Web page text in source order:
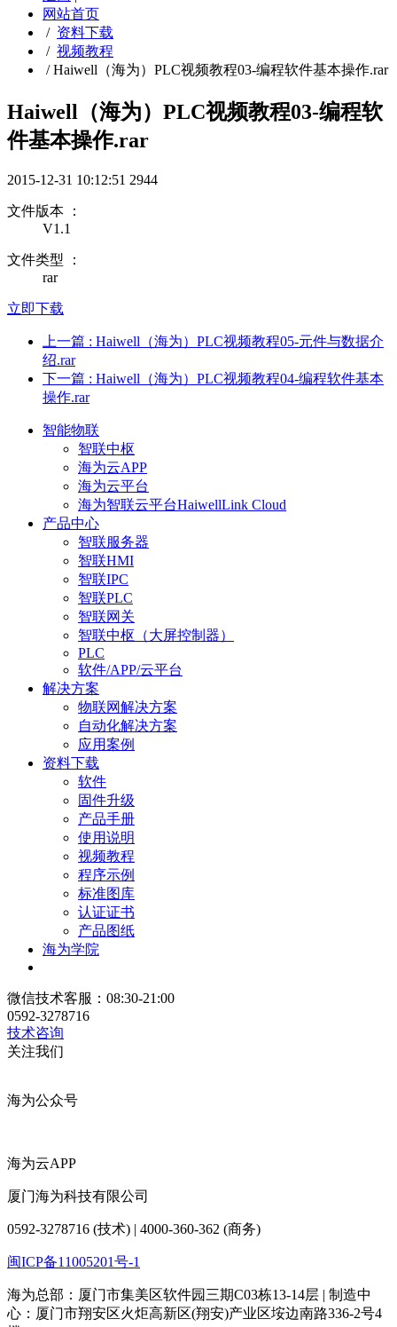
网站首页
/ 资料下载
/ 视频教程
/Haiwell（海为）PLC视频教程03-编程软件基本操作.rar
Haiwell（海为）PLC视频教程03-编程软
件基本操作.rar
2015-12-31 10:12:51 2944
文件版本 ：
V1.1
文件类型 ：
rar
立即下载
上一篇 : Haiwell（海为）PLC视频教程05-元件与数据介
绍.rar
下一篇 : Haiwell（海为）PLC视频教程04-编程软件基本
操作.rar
智能物联
智联中枢
海为云APP
海为云平台
海为智联云平台HaiwellLink Cloud
产品中心
智联服务器
智联HMI
智联IPC
智联PLC
智联网关
智联中枢（大屏控制器）
PLC
软件/APP/云平台
解决方案
物联网解决方案
自动化解决方案
应用案例
资料下载
软件
固件升级
产品手册
使用说明
视频教程
程序示例
标准图库
认证证书
产品图纸
海为学院
微信技术客服：08:30-21:00
0592-3278716
技术咨询
关注我们
海为公众号
海为云APP
厦门海为科技有限公司
0592-3278716 (技术) | 4000-360-362 (商务)
闽ICP备11005201号-1
海为总部：厦门市集美区软件园三期C03栋13-14层 | 制造中
心：厦门市翔安区火炬高新区(翔安)产业区垵边南路336-2号4